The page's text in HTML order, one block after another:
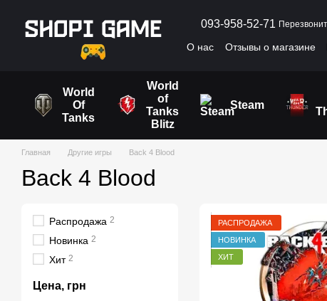
093-958-52-71
О нас Отзывы о магазине
World
Of
Tanks
World
of
Tanks
Blitz
Steam
Главная Другие игры Back 4 Blood
Back 4 Blood
РАСПРОДАЖА
НОВИНКА
ХИТ
Распродажа 2
Новинка 2
Хит 2
Цена, грн